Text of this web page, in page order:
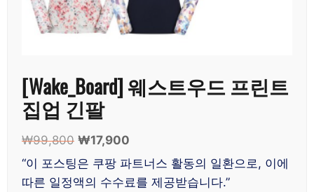
[Wake_Board] 웨스트우드 프린트
집업 긴팔
₩99,800 원
래
가
격:
₩17,900
재
가
격:
“이 포스팅은 쿠팡 파트너스 활동의 일환으로, 이에
따른 일정액의 수수료를 제공받습니다.”